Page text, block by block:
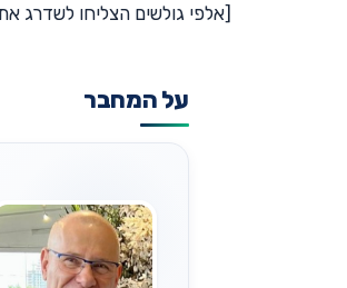
[אלפי גולשים הצליחו לשדרג
על המחבר